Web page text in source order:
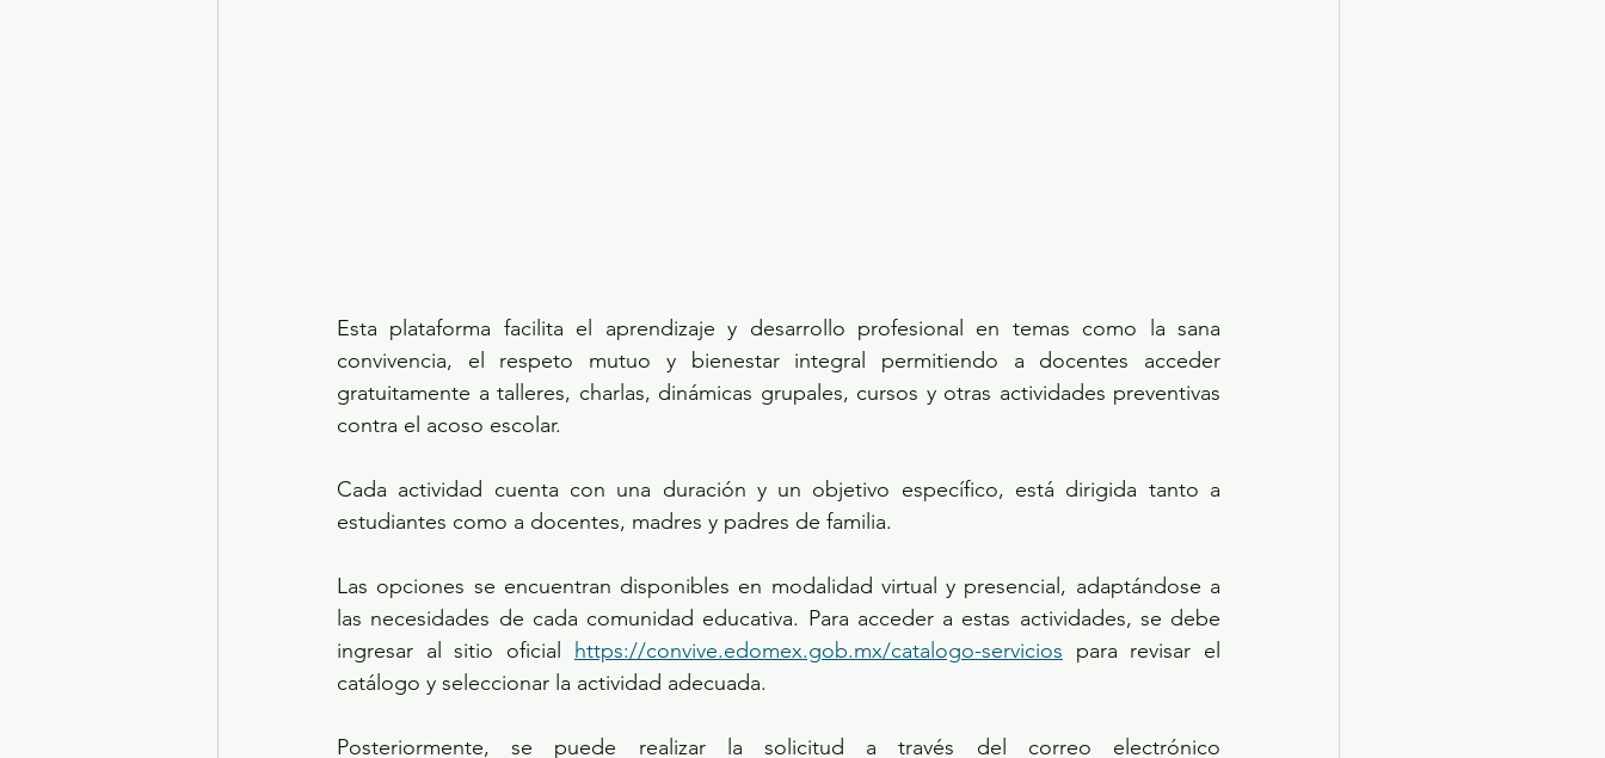
Esta plataforma facilita el aprendizaje y desarrollo profesional en temas como la sana
convivencia, el respeto mutuo y bienestar integral permitiendo a docentes acceder
gratuitamente a talleres, charlas, dinámicas grupales, cursos y otras actividades preventivas
contra el acoso escolar.
Cada actividad cuenta con una duración y un objetivo específico, está dirigida tanto a
estudiantes como a docentes, madres y padres de familia.
Las opciones se encuentran disponibles en modalidad virtual y presencial, adaptándose a
las necesidades de cada comunidad educativa. Para acceder a estas actividades, se debe
ingresar al sitio oficial https://convive.edomex.gob.mx/catalogo-servicios para revisar el
catálogo y seleccionar la actividad adecuada.